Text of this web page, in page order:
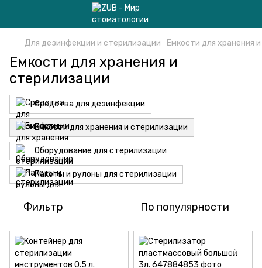
Для дезинфекции и стерилизации Емкости для хранения
Емкости для хранения и
стерилизации
Средства для дезинфекции
Емкости для хранения и стерилизации
Оборудование для стерилизации
Пакеты и рулоны для стерилизации
Фильтр По популярности